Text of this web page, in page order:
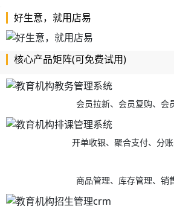
好生意，就用店易
核心产品矩阵(可免费试用)
会员拉新、会员复购、会
开单收银、聚合支付、分
商品管理、库存管理、销